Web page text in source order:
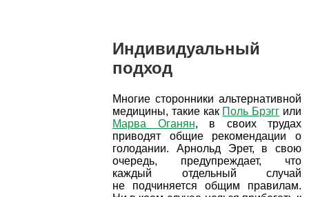
Индивидуальный
подход
Многие сторонники альтернативной
медицины, такие как Поль Брэгг или
Марва Оганян, в своих трудах
приводят общие рекомендации о
голодании. Арнольд Эрет, в свою
очередь, предупреждает, что
каждый отдельный случай
не подчиняется общим правилам.